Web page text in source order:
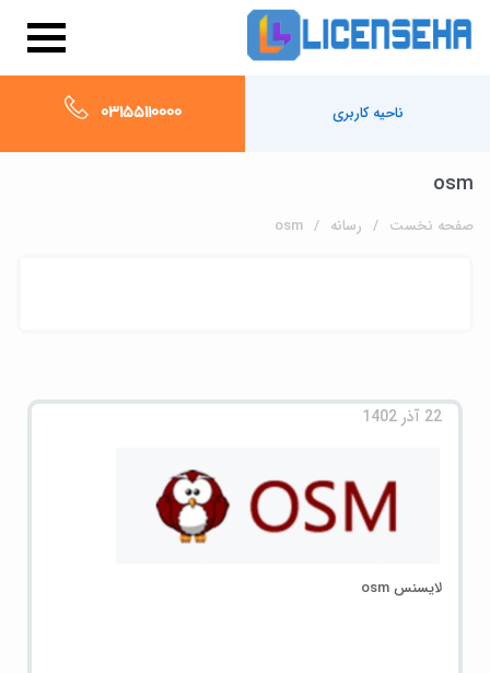
ناحیه کاربری 03155110000
osm
صفحه نخست رسانه osm
22 آذر 1402
لایسنس osm